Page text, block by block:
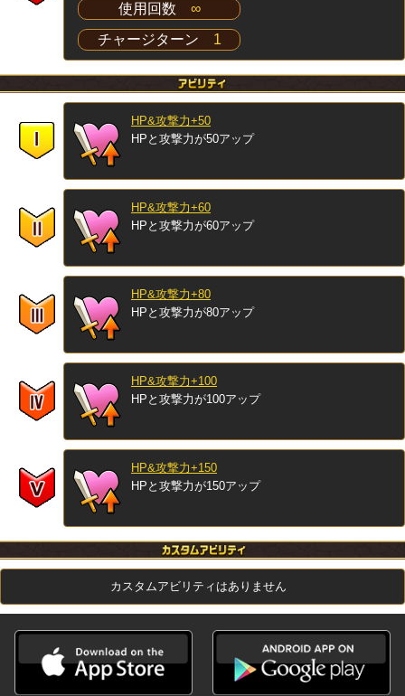
使用回数 ∞
チャージターン 1
HP&攻撃力+50
HPと攻撃力が50アップ
HP&攻撃力+60
HPと攻撃力が60アップ
HP&攻撃力+80
HPと攻撃力が80アップ
HP&攻撃力+100
HPと攻撃力が100アップ
HP&攻撃力+150
HPと攻撃力が150アップ
カスタムアビリティはありません